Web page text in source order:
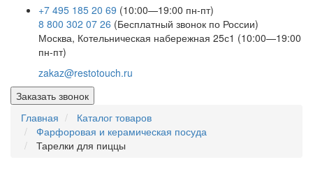
+7 495 185 20 69 (10:00—19:00 пн-пт)
8 800 302 07 26 (Бесплатный звонок по России)
Москва, Котельническая набережная 25с1 (10:00—19:00
пн-пт)
zakaz@restotouch.ru
Заказать звонок
Главная
Каталог товаров
Фарфоровая и керамическая посуда
Тарелки для пиццы